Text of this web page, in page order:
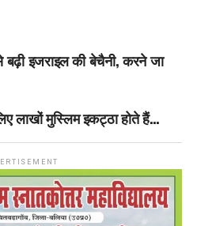
इजराइल की बेचैनी, करने जा
लाखों मुस्लिम इकट्ठा होते हैं…